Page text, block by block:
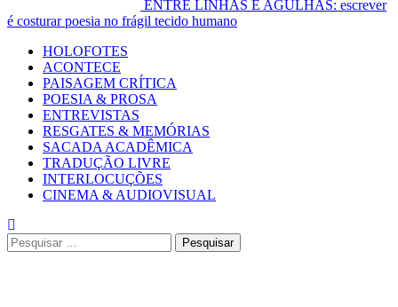
ENTRE LINHAS E AGULHAS: escrever
é costurar poesia no frágil tecido humano
Primary
Menu
HOLOFOTES
ACONTECE
PAISAGEM CRÍTICA
POESIA & PROSA
ENTREVISTAS
RESGATES & MEMÓRIAS
SACADA ACADÊMICA
TRADUÇÃO LIVRE
INTERLOCUÇÕES
CINEMA & AUDIOVISUAL
Pesquisar
por: